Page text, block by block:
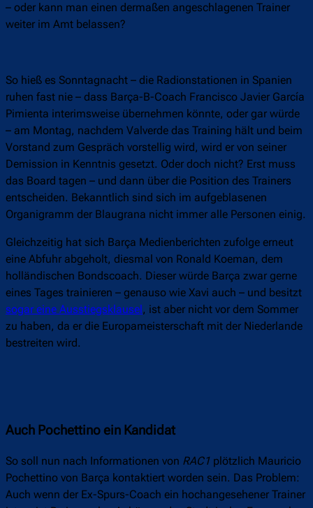
– oder kann man einen dermaßen angeschlagenen Trainer
weiter im Amt belassen?
So hieß es Sonntagnacht – die Radionstationen in Spanien
ruhen fast nie – dass Barça-B-Coach Francisco Javier García
Pimienta interimsweise übernehmen könnte, oder gar würde
– am Montag, nachdem Valverde das Training hält und beim
Vorstand zum Gespräch vorstellig wird, wird er von seiner
Demission in Kenntnis gesetzt. Oder doch nicht? Erst muss
das Board tagen – und dann über die Position des Trainers
entscheiden. Bekanntlich sind sich im aufgeblasenen
Organigramm der Blaugrana nicht immer alle Personen einig.
Gleichzeitig hat sich Barça Medienberichten zufolge erneut
eine Abfuhr abgeholt, diesmal von Ronald Koeman, dem
holländischen Bondscoach. Dieser würde Barça zwar gerne
eines Tages trainieren – genauso wie Xavi auch – und besitzt
sogar eine Ausstiegsklausel, ist aber nicht vor dem Sommer
zu haben, da er die Europameisterschaft mit der Niederlande
bestreiten wird.
Auch Pochettino ein Kandidat
So soll nun nach Informationen von RAC1 plötzlich Mauricio
Pochettino von Barça kontaktiert worden sein. Das Problem:
Auch wenn der Ex-Spurs-Coach ein hochangesehener Trainer